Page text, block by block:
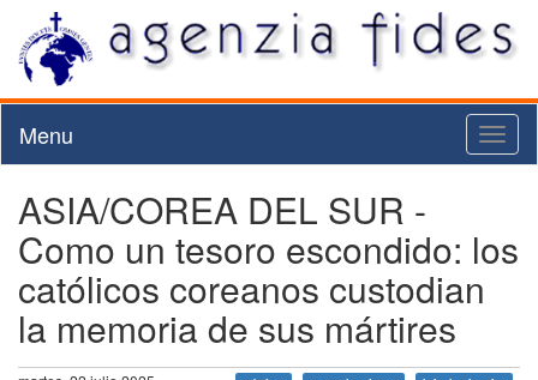
Menu
ASIA/COREA DEL SUR -
Como un tesoro escondido: los
católicos coreanos custodian
la memoria de sus mártires